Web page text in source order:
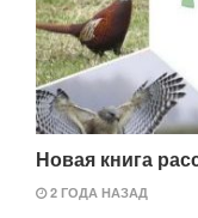
Новая книга
2 ГОДА НАЗАД